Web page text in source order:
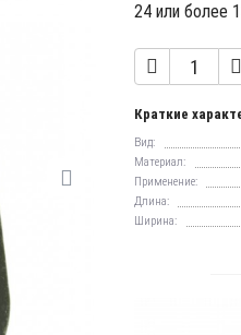
24 или более
Краткие
Вид:
Материал:
Применение:
Длина:
Ширина: